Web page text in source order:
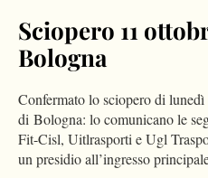
Sciopero 11
Bologna
Confermato lo sciopero di
di Bologna: lo comunicano le
Fit-Cisl, Uitlrasporti e Ugl
un presidio all’ingresso